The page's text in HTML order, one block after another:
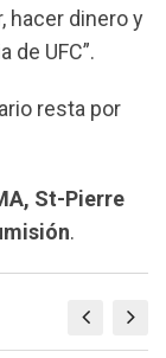
hacer dinero y
UFC”.
resta por
St-Pierre
.